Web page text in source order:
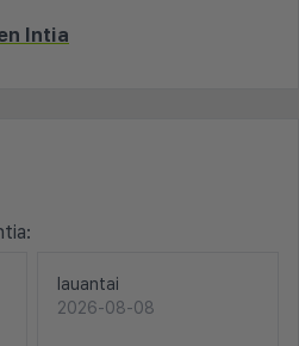
Intia
lauantai
2026-08-08